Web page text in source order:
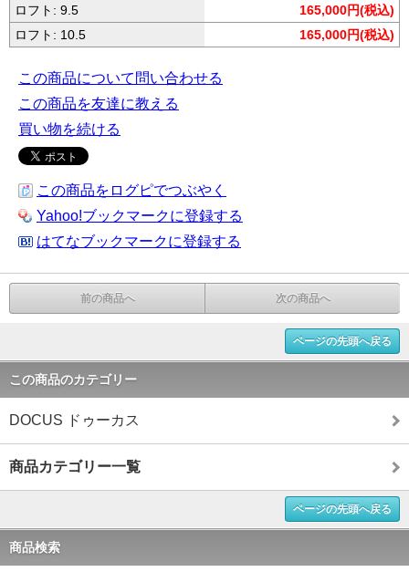
ロフト: 9.5
165,000円(税込)
ロフト: 10.5
165,000円(税込)
この商品について問い合わせる
この商品を友達に教える
買い物を続ける
この商品をログピでつぶやく
Yahoo!ブックマークに登録する
はてなブックマークに登録する
前の商品へ 次の商品へ
ページの先頭へ戻る
この商品のカテゴリー
DOCUS ドゥーカス
商品カテゴリー一覧
ページの先頭へ戻る
商品検索